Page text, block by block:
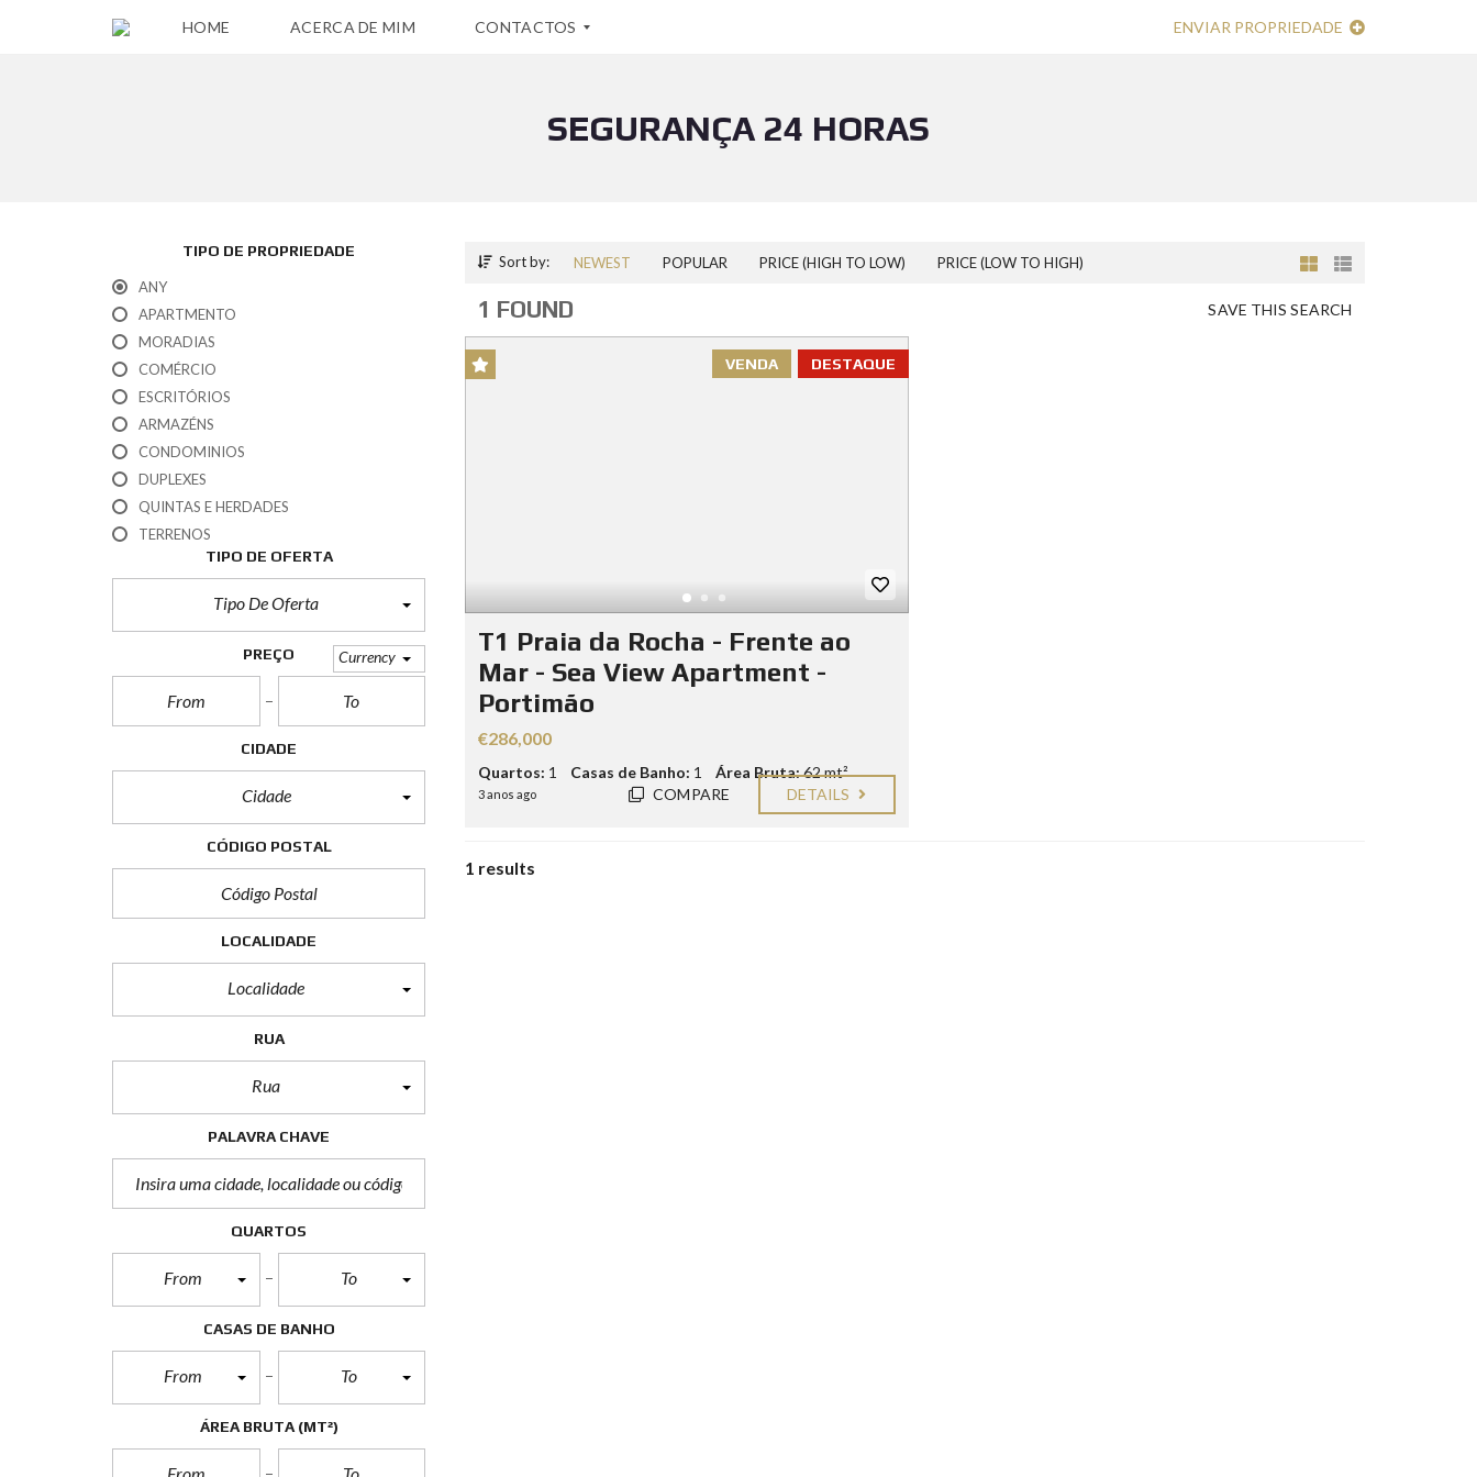
HOME ACERCA DE MIM CONTACTOS
P
V
A
C
I
D
S
O
ENVIAR PROPRIEDADE
SEGURANÇA 24 HORAS
TIPO DE PROPRIEDADE
ANY
APARTMENTO
MORADIAS
COMÉRCIO
ESCRITÓRIOS
ARMAZÉNS
CONDOMINIOS
DUPLEXES
QUINTAS E HERDADES
TERRENOS
TIPO DE OFERTA
Tipo De Oferta
PREÇO Currency
CIDADE
Cidade
CÓDIGO POSTAL
LOCALIDADE
Localidade
RUA
Rua
PALAVRA CHAVE
QUARTOS
From To
CASAS DE BANHO
From To
ÁREA BRUTA (MT²)
Sort by: NEWEST POPULAR PRICE (HIGH TO LOW) PRICE (LOW TO HIGH)
SAVE THIS SEARCH
1 FOUND
DESTAQUE
VENDA
T1 Praia da Rocha - Frente ao
Mar - Sea View Apartment -
Portimão
€286,000
Quartos: 1 Casas de Banho: 1 Área Bruta:62 mt²
3 anos ago COMPARE DETAILS
1 results